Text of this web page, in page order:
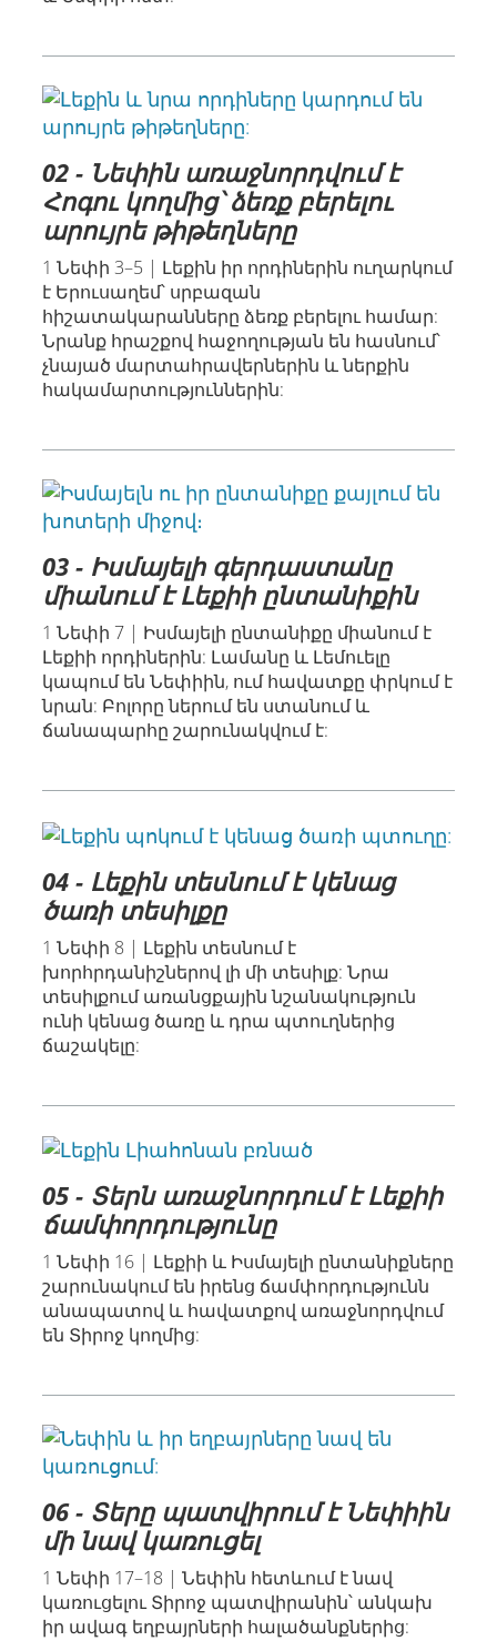
02 - Նեփին առաջնորդվում է
Հոգու կողմից՝ ձեռք բերելու
արույրե թիթեղները
1 Նեփի 3–5 | Լեքին իր որդիներին ուղարկում
է Երուսաղեմ՝ սրբազան
հիշատակարանները ձեռք բերելու համար:
Նրանք հրաշքով հաջողության են հասնում՝
չնայած մարտահրավերներին և ներքին
հակամարտություններին:
03 - Իսմայելի գերդաստանը
միանում է Լեքիի ընտանիքին
1 Նեփի 7 | Իսմայելի ընտանիքը միանում է
Լեքիի որդիներին: Լամանը և Լեմուելը
կապում են Նեփիին, ում հավատքը փրկում է
նրան: Բոլորը ներում են ստանում և
ճանապարհը շարունակվում է:
04 - Լեքին տեսնում է կենաց
ծառի տեսիլքը
1 Նեփի 8 | Լեքին տեսնում է
խորհրդանիշներով լի մի տեսիլք: Նրա
տեսիլքում առանցքային նշանակություն
ունի կենաց ծառը և դրա պտուղներից
ճաշակելը:
05 - Տերն առաջնորդում է Լեքիի
ճամփորդությունը
1 Նեփի 16 | Լեքիի և Իսմայելի ընտանիքները
շարունակում են իրենց ճամփորդությունն
անապատով և հավատքով առաջնորդվում
են Տիրոջ կողմից:
06 - Տերը պատվիրում է Նեփիին
մի նավ կառուցել
1 Նեփի 17–18 | Նեփին հետևում է նավ
կառուցելու Տիրոջ պատվիրանին՝ անկախ
իր ավագ եղբայրների հալածանքներից: